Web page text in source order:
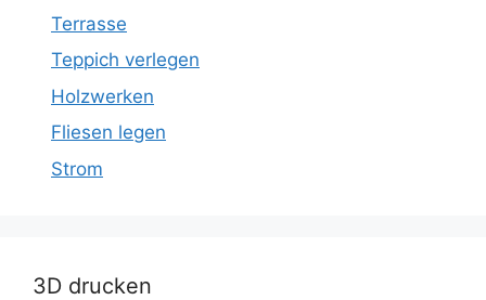
Terrasse
Teppich verlegen
Holzwerken
Fliesen legen
Strom
3D drucken